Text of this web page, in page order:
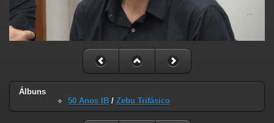
Álbuns
50 Anos IB / Zebu Trifásico